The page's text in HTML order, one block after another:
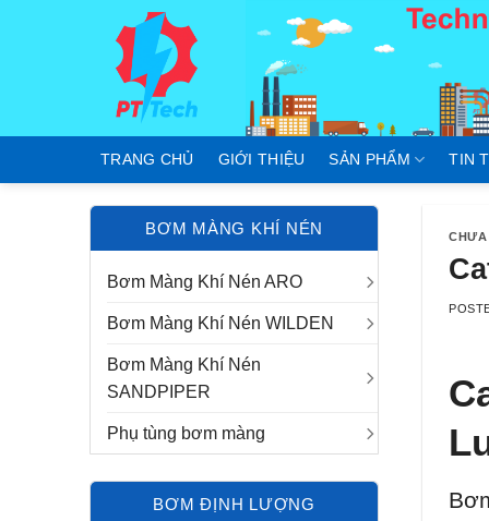
TRANG CHỦ GIỚI THIỆU SẢN PHẨM TIN
BƠM MÀNG KHÍ NÉN
Bơm Màng Khí Nén ARO
Bơm Màng Khí Nén WILDEN
Bơm Màng Khí Nén
SANDPIPER
Phụ tùng bơm màng
BƠM ĐỊNH LƯỢNG